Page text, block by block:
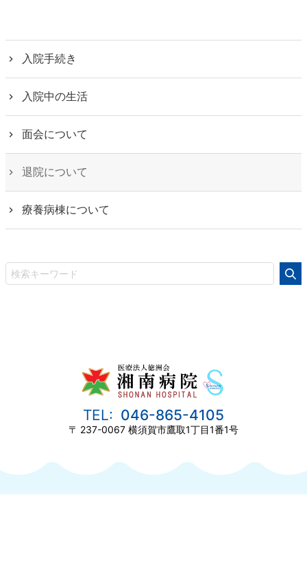
入院手続き
入院中の生活
面会について
退院について
療養病棟について
046-865-4105
237-0067 横須賀市鷹取1丁目1番1号